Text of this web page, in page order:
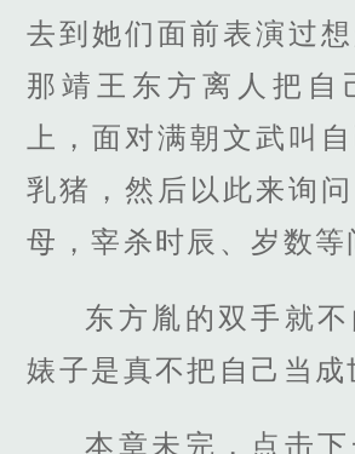
去到她们面前表演过想
那靖王东方离人把自
上，面对满朝文武叫
乳猪，然后以此来询
母，宰杀时辰、岁数等
东方胤的双手就
婊子是真不把自己当成
本章未完，点击